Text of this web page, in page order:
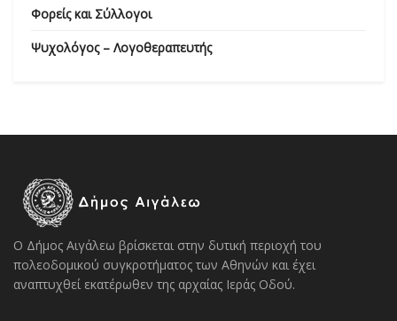
Φορείς και Σύλλογοι
Ψυχολόγος – Λογοθεραπευτής
Ο Δήμος Αιγάλεω βρίσκεται στην δυτική περιοχή του
πολεοδομικού συγκροτήματος των Αθηνών και έχει
αναπτυχθεί εκατέρωθεν της αρχαίας Ιεράς Οδού.